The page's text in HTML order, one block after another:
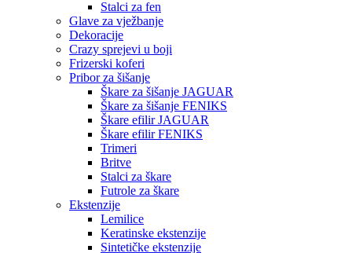
Stalci za fen
Glave za vježbanje
Dekoracije
Crazy sprejevi u boji
Frizerski koferi
Pribor za šišanje
Škare za šišanje JAGUAR
Škare za šišanje FENIKS
Škare efilir JAGUAR
Škare efilir FENIKS
Trimeri
Britve
Stalci za škare
Futrole za škare
Ekstenzije
Lemilice
Keratinske ekstenzije
Sintetičke ekstenzije